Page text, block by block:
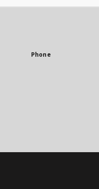
Phone